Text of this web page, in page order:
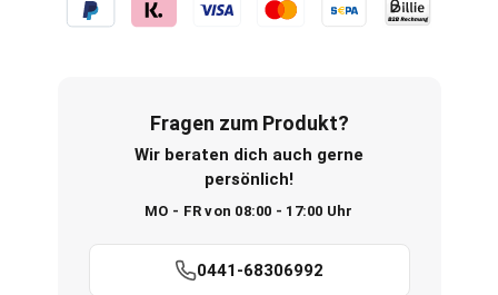
Fragen zum Produkt?
Wir beraten dich auch gerne
persönlich!
MO - FR von 08:00 - 17:00 Uhr
0441-68306992